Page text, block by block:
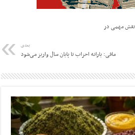
نقش مهمی در
بعدی
مافی: یارانه احزاب تا پایان سال واریز می‌شود